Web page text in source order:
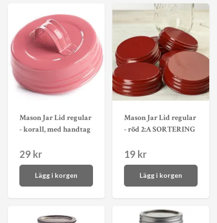
Mason Jar Lid regular
- korall, med handtag
29 kr
Lägg i korgen
Mason Jar Lid regular
- röd 2:A SORTERING
19 kr
Lägg i korgen